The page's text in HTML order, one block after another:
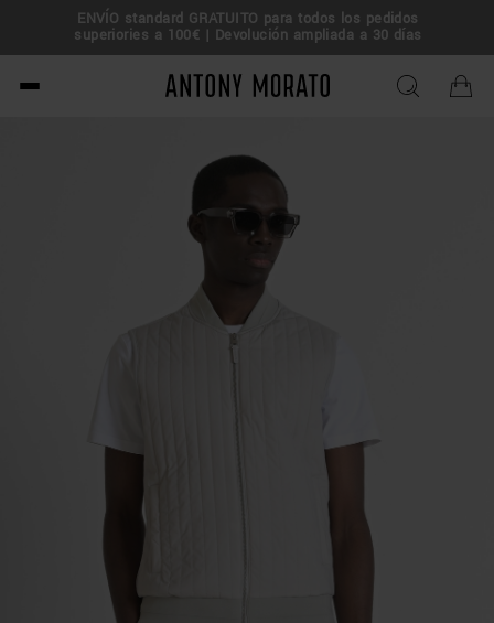
ENVÍO standard GRATUITO para todos los pedidos
superiories a 100€ | Devolución ampliada a 30 días
Antony Morato - Official